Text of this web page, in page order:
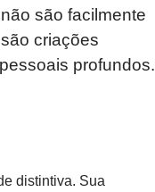
são facilmente
criações
profundos.
distintiva. Sua